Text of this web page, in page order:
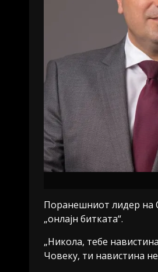
Поранешниот лидер на
„онлајн битката“.
„Никола, тебе
Човеку, ти навистина